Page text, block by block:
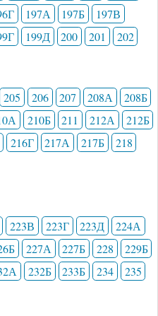
197А 197Б
197В
199Д 200 201 202
205 206 207 208А
208Б
210Б 211 212А
212Б
216Г 217А 217Б
218
223В 223Г 223Д
224А
227А 227Б 228
229Б
232Б 233Б 234 235